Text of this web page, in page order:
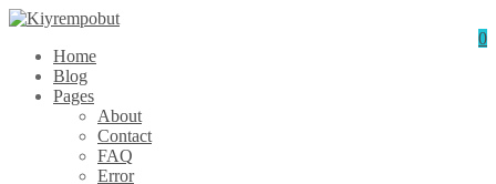
0
Home
Blog
Pages
About
Contact
FAQ
Error